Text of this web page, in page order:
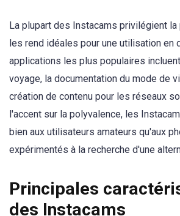
La plupart des Instacams privilégient
les rend idéales pour une utilisation en
applications les plus populaires
voyage, la documentation du mode de
création de contenu pour les réseaux
l'accent sur la polyvalence, les
bien aux utilisateurs amateurs qu'aux
expérimentés à la recherche d'une
Principales
des Instacams